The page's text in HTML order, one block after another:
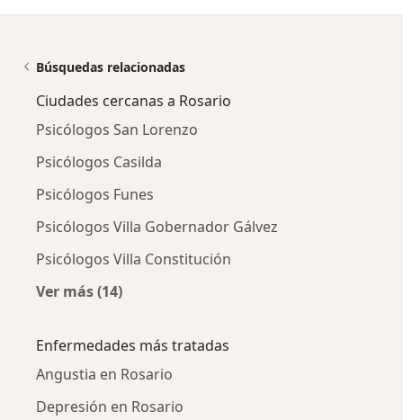
Búsquedas relacionadas
Ciudades cercanas a Rosario
Psicólogos San Lorenzo
Psicólogos Casilda
Psicólogos Funes
Psicólogos Villa Gobernador Gálvez
Psicólogos Villa Constitución
Ver más (14)
Enfermedades más tratadas
Angustia en Rosario
Depresión en Rosario